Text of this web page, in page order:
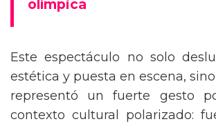
olímpica
Este espectáculo no solo
estética y puesta en escena,
representó un fuerte gesto
contexto cultural polarizado: